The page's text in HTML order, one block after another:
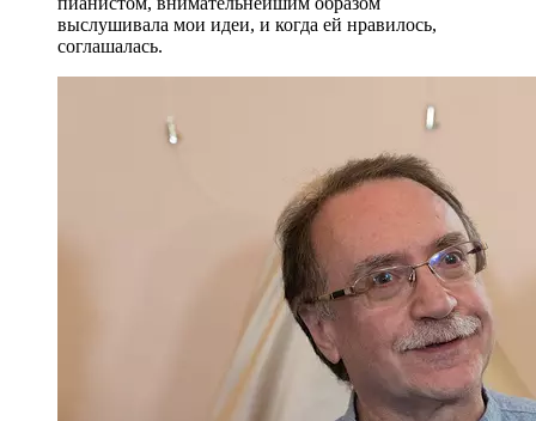
выслушивала мои идеи, и когда ей нравилось,
соглашалась.